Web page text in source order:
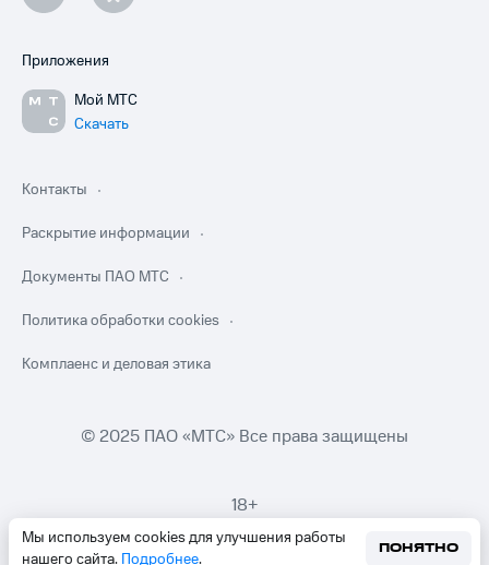
Мы используем cookies для улучшения работы
нашего сайта. Подробнее.
ПОНЯТНО
Приложения
Мой МТС
Скачать
Контакты
Раскрытие информации
Документы ПАО МТС
Политика обработки cookies
Комплаенс и деловая этика
© 2025 ПАО «МТС» Все права защищены
18+